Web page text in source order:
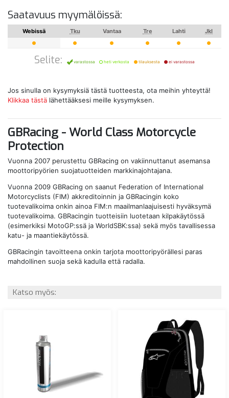
Saatavuus myymälöissä:
Webissä Tku Vantaa Tre Lahti Jkl
Selite: varastossa heti verkosta tilauksesta ei varastossa
Jos sinulla on kysymyksiä tästä tuotteesta, ota meihin yhteyttä!
Klikkaa tästä lähettääksesi meille kysymyksen.
GBRacing - World Class Motorcycle
Protection
Vuonna 2007 perustettu GBRacing on vakiinnuttanut asemansa
moottoripyörien suojatuotteiden markkinajohtajana.
Vuonna 2009 GBRacing on saanut Federation of International
Motorcyclists (FIM) akkreditoinnin ja GBRacingin koko
tuotevalikoima onkin ainoa FIM:n maailmanlaajuisesti hyväksymä
tuotevalikoima. GBRacingin tuotteisiin luotetaan kilpakäytössä
(esimerkiksi MotoGP:ssä ja WorldSBK:ssa) sekä myös tavallisessa
katu- ja maantiekäytössä.
GBRacingin tavoitteena onkin tarjota moottoripyörällesi paras
mahdollinen suoja sekä kadulla että radalla.
Katso myös: